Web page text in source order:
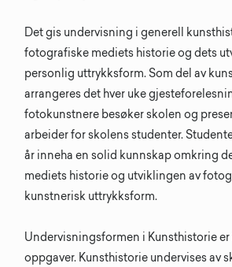
Det gis undervisning i generell
fotografiske mediets historie og dets
personlig uttrykksform. Som del av
arrangeres det hver uke
fotokunstnere besøker skolen og
arbeider for skolens studenter.
år inneha en solid kunnskap omkring
mediets historie og utviklingen av
kunstnerisk uttrykksform.
Undervisningsformen i Kunsthistorie
oppgaver. Kunsthistorie undervises av